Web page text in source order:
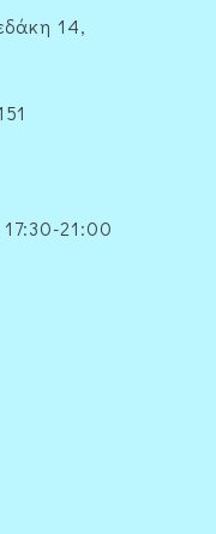
14,
21:00